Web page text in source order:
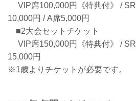
VIP席100,000円《特典付》 /
10,000円 / A席5,000円
■2大会セットチケット
VIP席150,000円《特典付》 /
15,000円
※1歳よりチケットが必要です。